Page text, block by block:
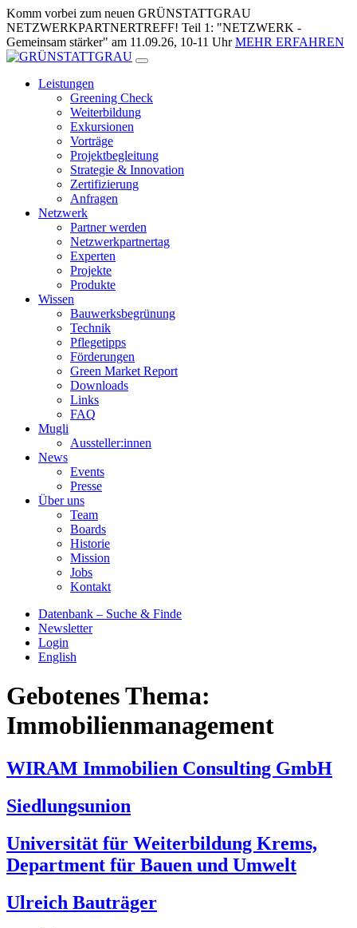
Zum
Inhalt
springen
Komm vorbei zum neuen GRÜNSTATTGRAU
NETZWERKPARTNERTREFF! Teil 1: "NETZWERK -
Gemeinsam stärker" am 11.09.26, 10-11 UhrMEHR ERFAHREN
Leistungen
Greening Check
Weiterbildung
Exkursionen
Vorträge
Projektbegleitung
Strategie & Innovation
Zertifizierung
Anfragen
Netzwerk
Partner werden
Netzwerkpartnertag
Experten
Projekte
Produkte
Wissen
Bauwerksbegrünung
Technik
Pflegetipps
Förderungen
Green Market Report
Downloads
Links
FAQ
Mugli
Aussteller:innen
News
Events
Presse
Über uns
Team
Boards
Historie
Mission
Jobs
Kontakt
Datenbank – Suche & Finde
Newsletter
Login
English
Gebotenes Thema:
Immobilienmanagement
WIRAM Immobilien Consulting GmbH
Siedlungsunion
Universität für Weiterbildung Krems,
Department für Bauen und Umwelt
Ulreich Bauträger